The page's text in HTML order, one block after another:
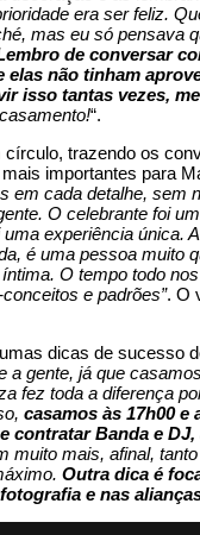
era ser feliz.
mas eu só pensava
de conversar
não tinham
isso tantas vezes,
“.
trazendo os
importantes para
em cada detalhe, sem
O celebrante foi
experiência única.
é uma pessoa muito
O tempo todo
e padrões”. O
dicas de sucesso
gente, já que
fez toda a diferença
casamos às 17h00 e
contratar Banda e
muito mais, afinal,
Outra dica é
e nas